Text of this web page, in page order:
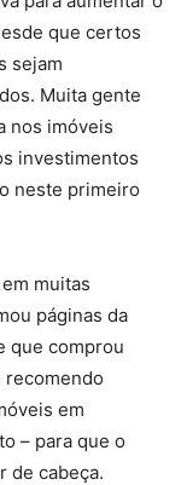
que certos
sejam
Muita gente
nos imóveis
investimentos
neste primeiro
muitas
páginas da
que comprou
recomendo
em
– para que o
de cabeça.